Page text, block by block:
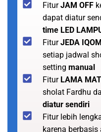
FiturJAM OFF
dapat diatur
time LED
FiturJEDA
setiap jadwal
setting manual
Fitur LAMA
sholat Fardhu
diatur sendiri
Fitur lebih
karena